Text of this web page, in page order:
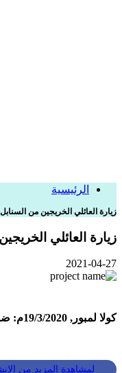
الرئيسية
زيارة العائلي الخريجين من السنابل
زيارة العائلي
2021-04-27
كولا لمبور, 19/3/2020م: ضمن حرص السنابل على التواصل مع أولياء أمور الخريجين تحصلا دعوتهم المشاركة في أمسية وداعية للخريجين بما تم فيها تناول العشاء في مقر برنام المنح الجامعية كفاءات آسيوية.
لمشاهدة المزيد من